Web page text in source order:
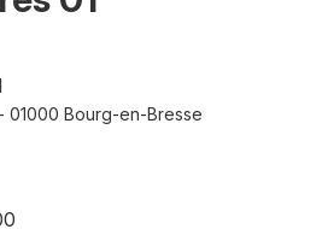
01000 Bourg-en-Bresse